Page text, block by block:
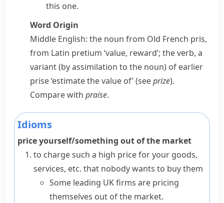
this one.
Word Origin
Middle English: the noun from Old French pris,
from Latin pretium ‘value, reward’; the verb, a
variant (by assimilation to the noun) of earlier
prise‘estimate the value of’ (seeprize).
Compare with praise.
Idioms
price yourself/something out of the market
to charge such a high price for your goods,
services, etc. that nobody wants to buy them
Some leading UK firms are pricing
themselves out of the market.